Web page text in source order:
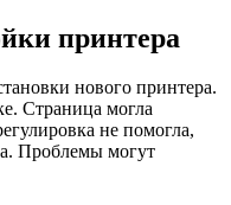
принтера
нового принтера.
Страница могла
не помогла,
Проблемы могут